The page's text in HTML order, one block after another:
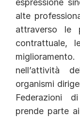
alte
attraverso le
contrattuale,
nell’attività
organismi
Federazioni
prende parte